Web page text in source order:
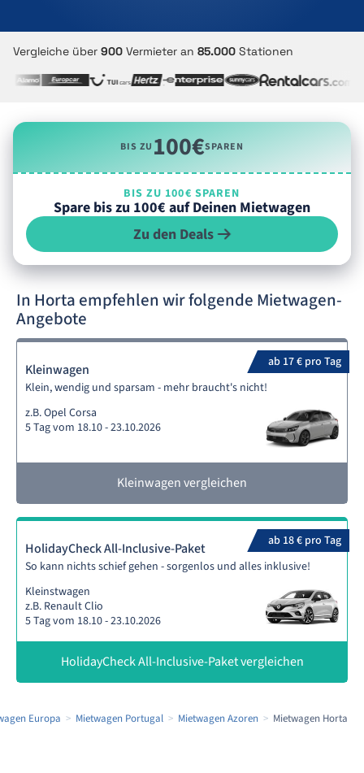
Vergleiche über 900 Vermieter an 85.000 Stationen
BIS ZU100€SPAREN
BIS ZU 100€ SPAREN
Spare bis zu 100€ auf Deinen Mietwagen
Zu den Deals
In Horta empfehlen wir folgende Mietwagen-
Angebote
ab 17 € pro Tag
Kleinwagen
Klein, wendig und sparsam - mehr braucht's nicht!
z.B. Opel Corsa
5 Tag vom 18.10 - 23.10.2026
Kleinwagen vergleichen
ab 18 € pro Tag
HolidayCheck All-Inclusive-Paket
So kann nichts schief gehen - sorgenlos und alles inklusive!
Kleinstwagen
z.B. Renault Clio
5 Tag vom 18.10 - 23.10.2026
HolidayCheck All-Inclusive-Paket vergleichen
Europa Mietwagen Portugal Mietwagen Azoren Mietwagen Horta